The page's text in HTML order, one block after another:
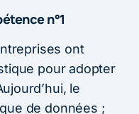
n°1
ont
pour adopter
le
de données ;